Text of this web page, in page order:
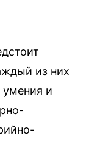
из них
умения и